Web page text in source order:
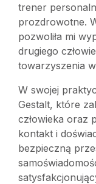
trener
prozdrowotne.
pozwoliła mi
drugiego
towarzyszenia
W swojej
Gestalt, które
człowieka oraz
kontakt i
bezpieczną